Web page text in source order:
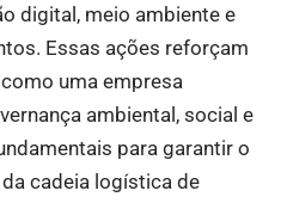
digital, meio ambiente e
Essas ações reforçam
uma empresa
ambiental, social e
para garantir o
cadeia logística de